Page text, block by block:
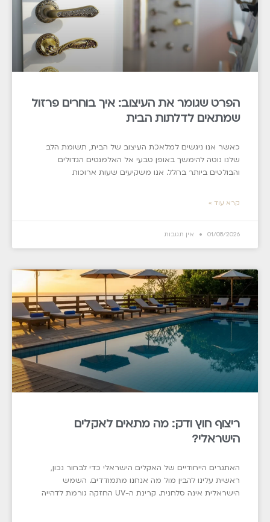
הפרט שגומר את העיצוב: איך בוחרים פרזול
שמתאים לדלתות הבית
כאשר אנו ניגשים למלאכת העיצוב של הבית, תשומת הלב
שלנו נוטה להימשך באופן טבעי אל האלמנטים הגדולים
והבולטים ביותר בחלל. אנו משקיעים שעות ארוכות
קרא עוד »
01/08/2026 אין תגובות
ריצוף חוץ ודק: מה מתאים לאקלים
הישראלי?
האתגרים הייחודיים של האקלים הישראלי כדי לבחור נכון,
ראשית עלינו להבין מול מה אנחנו מתמודדים. השמש
הישראלית אינה סלחנית. קרינת ה-UV החזקה גורמת לדהייה